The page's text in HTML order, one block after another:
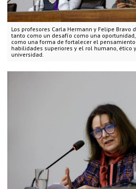
Los profesores Carla Hermann y Felipe Bravo
tanto como un desafío como una
como una forma de fortalecer el
habilidades superiores y el rol humano, ético
universidad.